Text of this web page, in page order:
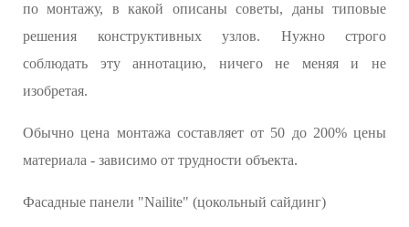
по монтажу, в какой описаны советы, даны типовые
решения конструктивных узлов. Нужно строго
соблюдать эту аннотацию, ничего не меняя и не
изобретая.
Обычно цена монтажа составляет от 50 до 200% цены
материала - зависимо от трудности объекта.
Фасадные панели "Nailite" (цокольный сайдинг)